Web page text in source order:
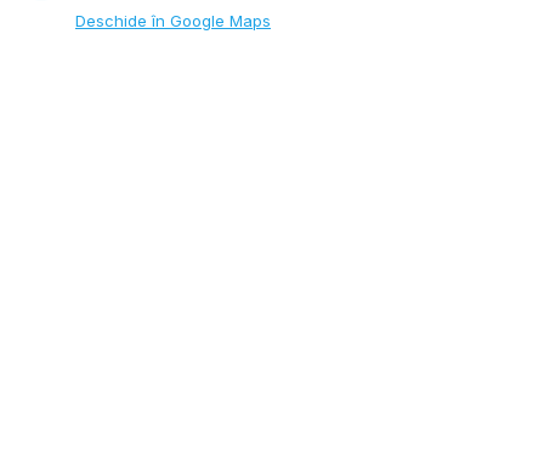
Deschide în Google Maps